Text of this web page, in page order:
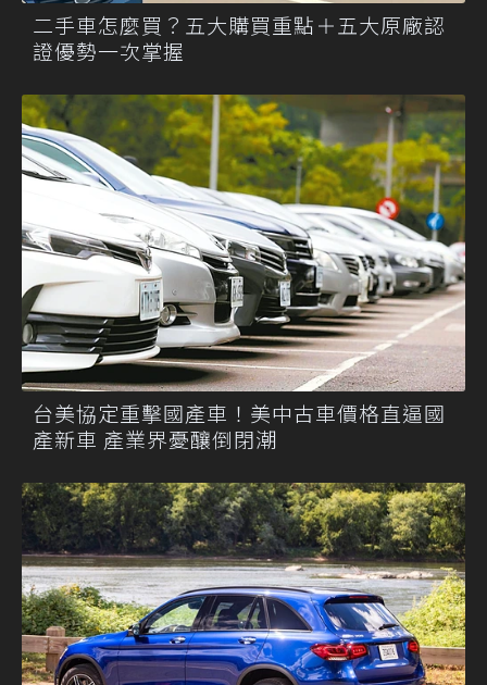
二手車怎麼買？五大購買重點＋五大原廠認
證優勢一次掌握
台美協定重擊國產車！美中古車價格直逼國
產新車 產業界憂釀倒閉潮